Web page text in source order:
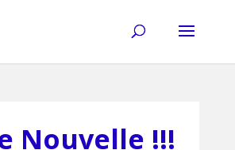
Nouvelle !!!